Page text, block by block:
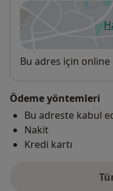
Uygunluk
Bu adres için
Ödeme yöntemleri
Bu adreste kabul
Nakit
Kredi kartı